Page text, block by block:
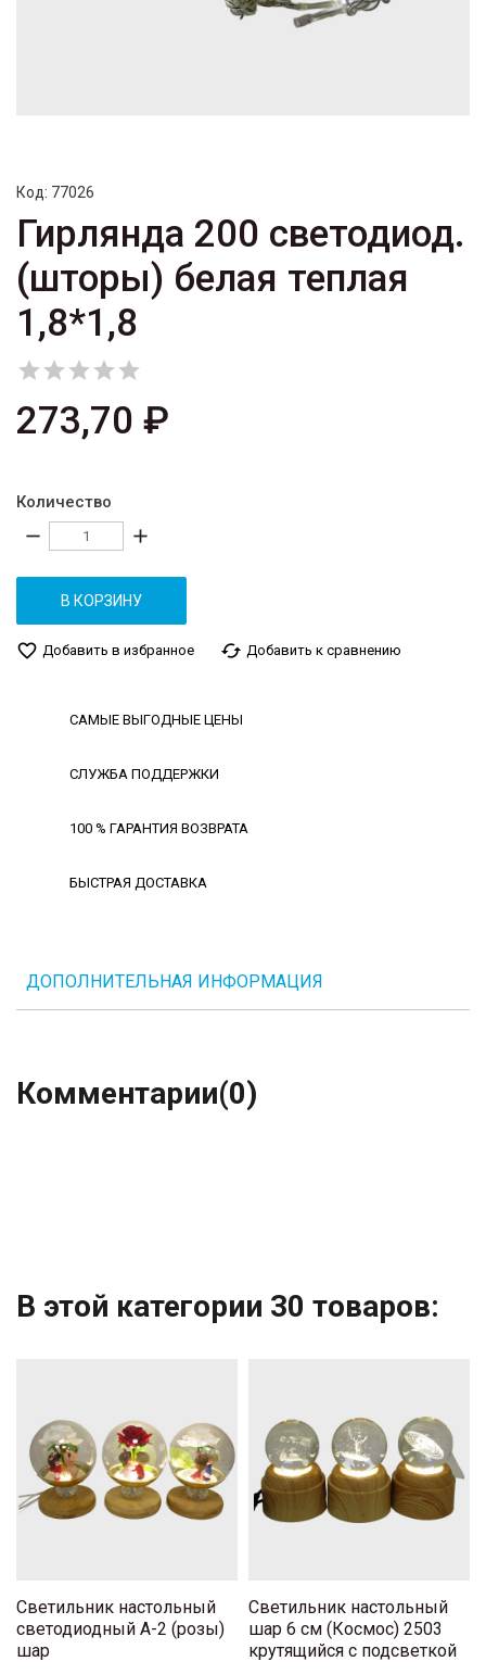
Код: 77026
Гирлянда 200 светодиод.
(шторы) белая теплая
1,8*1,8

273,70 ₽
Количество
remove add
В КОРЗИНУ
favorite_border Добавить в избранное cached Добавить к сравнению
САМЫЕ ВЫГОДНЫЕ ЦЕНЫ
СЛУЖБА ПОДДЕРЖКИ
100 % ГАРАНТИЯ ВОЗВРАТА
БЫСТРАЯ ДОСТАВКА
ДОПОЛНИТЕЛЬНАЯ ИНФОРМАЦИЯ
Комментарии(0)
В этой категории 30 товаров:
Светильник настольный
светодиодный А-2 (розы)
шар
Светильник настольный
шар 6 см (Космос) 2503
крутящийся с подсветкой